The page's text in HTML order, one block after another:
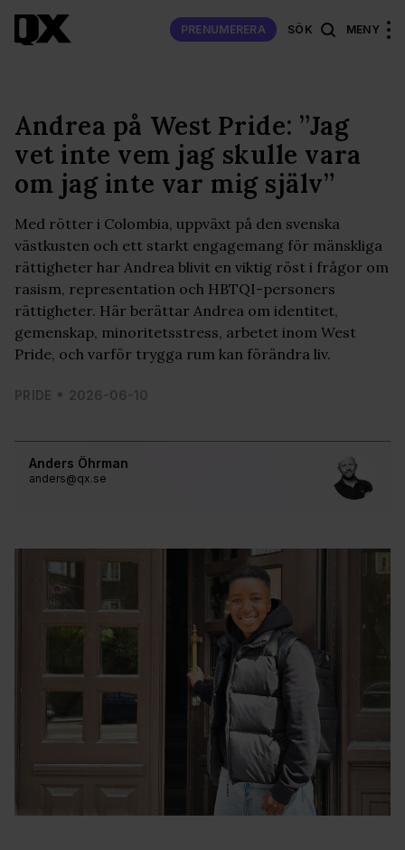
PRENUMERERA SÖK MENY
Anders Öhrman
anders@qx.se
Andrea på West Pride: ”Jag
vet inte vem jag skulle vara
om jag inte var mig själv”
Med rötter i Colombia, uppväxt på den svenska
västkusten och ett starkt engagemang för mänskliga
rättigheter har Andrea blivit en viktig röst i frågor om
rasism, representation och HBTQI-personers
rättigheter. Här berättar Andrea om identitet,
gemenskap, minoritetsstress, arbetet inom West
Pride, och varför trygga rum kan förändra liv.
PRIDE 2026-06-10